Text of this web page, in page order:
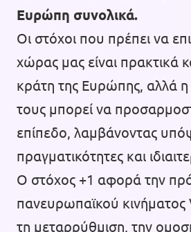
Ευρώπη συνολικά.
Οι στόχοι που πρέπει να
χώρας μας είναι πρακτικά
κράτη της Ευρώπης, αλλά η
τους μπορεί να
επίπεδο, λαμβάνοντας
πραγματικότητες και
Ο στόχος +1 αφορά την
πανευρωπαϊκού κινήματος
τη μεταρρύθμιση, την